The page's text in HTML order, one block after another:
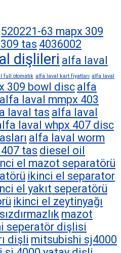
520221-63 mapx 309
tas 4036002
dişlileri alfa laval
full otomatik alfa laval kart fiyatları alfa laval
309 bowl disc alfa
alfa laval mmpx 403
laval tas alfa laval
laval whpx 407 disc
alfa laval worm
tas diesel oil
el mazot separatörü
ikinci el separator
el yakıt seperatörü
ikinci el zeytinyağı
mazot
seperatör dişlisi
dişli mitsubishi sj4000